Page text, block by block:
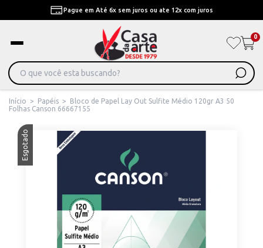
Pague em Até 6x sem juros ou ate 12x com juros
0
Início > Papéis >
Bloco de Papel Lay Out Sulfite Médio 120gr A3 50
Folhas Canson 66667155
Esgotado